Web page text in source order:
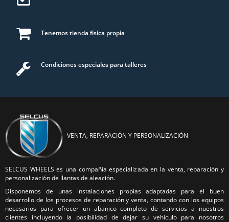
Tenemos tienda física propia
Condiciones especiales para talleres
VENTA, REPARACIÓN Y PERSONALIZACIÓN
SELCUS WHEELS es una compañía especializada en la venta, reparación y
personalización de llantas de aleación.
Disponemos de unas instalaciones propias adaptadas para el buen
desarrollo de los procesos de reparación y venta, contando con los equipos
necesarios para ofrecer un abanico completo de servicios a nuestros
clientes incluyendo la posibilidad de dejar su vehículo para nosotros